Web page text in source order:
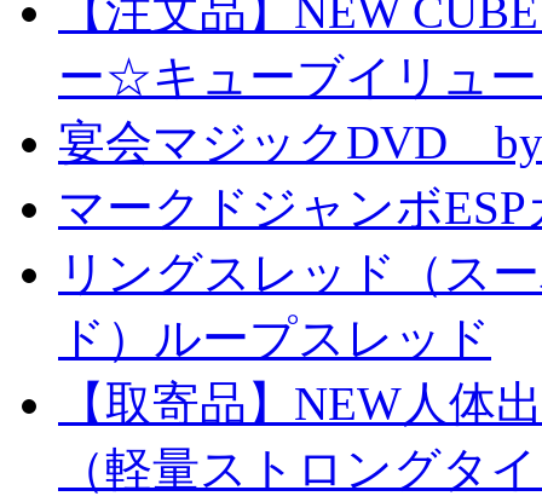
【注文品】NEW
ー☆キューブイリュ
宴会マジックDVD
マークドジャンボ
リングスレッド（ス
ド）ループスレッド
【取寄品】NEW人体
（軽量ストロングタ